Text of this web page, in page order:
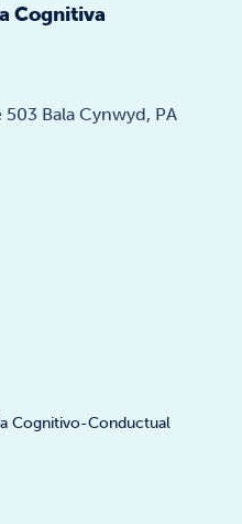
Cognitiva
Bala Cynwyd, PA
Cognitivo-Conductual